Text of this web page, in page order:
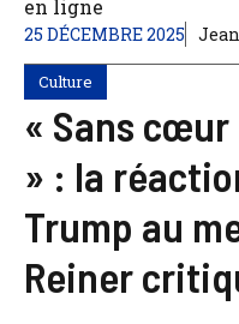
25 DÉCEMBRE 2025
Culture
« Sans
» : la
Trump au
Reiner